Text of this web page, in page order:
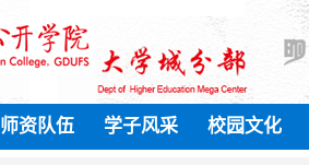
师资队伍 学子风采 校园文化